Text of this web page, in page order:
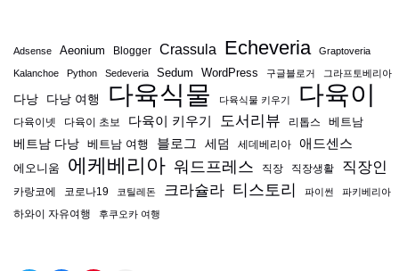
Adsense Aeonium Blogger Crassula Echeveria Graptoveria
Kalanchoe Python Sedeveria Sedum WordPress 구글블로거 그라프토베리아
다낭 다낭 여행 다육식물 다육식물 키우기 다육이
다육이넷 다육이 초보 다육이 키우기 도서리뷰 리톱스
베트남
베트남 다낭 베트남 여행 블로그 세덤 세데베리아 애드센스
에오니움 에케베리아 워드프레스 직장 직장생활 직장인
카랑코에 코로나19 코틸레돈 크라슐라 티스토리 파이썬 파키베리아
하와이 자유여행 후쿠오카 여행